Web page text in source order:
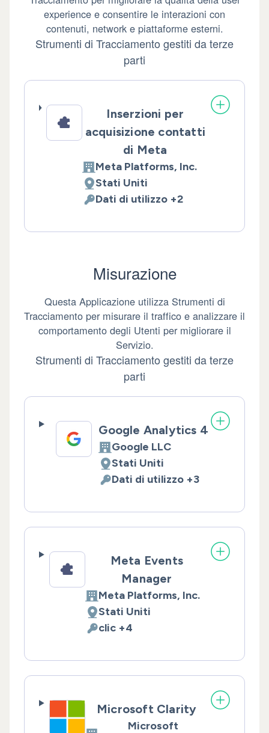
experience e consentire le interazioni con
contenuti, network e piattaforme esterni.
Strumenti di Tracciamento gestiti da terze
parti
Inserzioni per
acquisizione contatti
di Meta
Azienda:
Meta Platforms, Inc.
Luogo del trattamento:
Stati Uniti
Dati Personali trattati:
Dati di utilizzo +2
Misurazione
Questa Applicazione utilizza Strumenti di
Tracciamento per misurare il traffico e analizzare il
comportamento degli Utenti per migliorare il
Servizio.
Strumenti di Tracciamento gestiti da terze
parti
Google Analytics 4
Azienda:
Google LLC
Luogo del trattamento:
Stati Uniti
Dati Personali trattati:
Dati di utilizzo +3
Meta Events
Manager
Azienda:
Meta Platforms, Inc.
Luogo del trattamento:
Stati Uniti
Dati Personali trattati:
clic +4
Microsoft Clarity
Microsoft